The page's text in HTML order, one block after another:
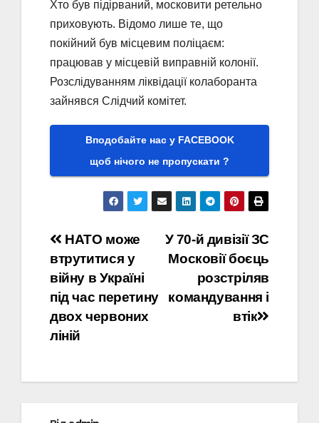
Хто був підірваний, московити ретельно
приховують. Відомо лише те, що
покійний був місцевим поліцаєм:
працював у місцевій виправній колонії.
Розслідуванням ліквідації колаборанта
зайнявся Слідчий комітет.
Вподобайте нас у FACEBOOK
щоб нічого не пропускати ?
Навігація
записів
У 70-й дивізії ЗС
Московії боєць
розстріляв
командування і
втік
НАТО може
втрутитися у
війну в Україні
під час перетину
двох червоних
ліній